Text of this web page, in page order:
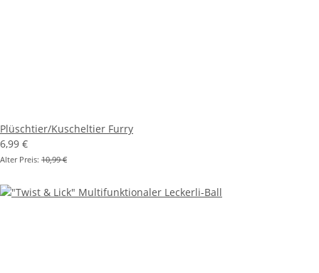
Plüschtier/Kuscheltier Furry
6,99 €
Alter Preis: 10,99 €